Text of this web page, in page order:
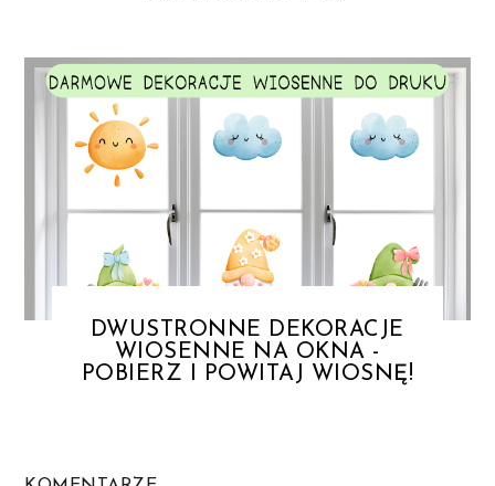
DWUSTRONNE DEKORACJE
WIOSENNE NA OKNA -
POBIERZ I POWITAJ WIOSNĘ!